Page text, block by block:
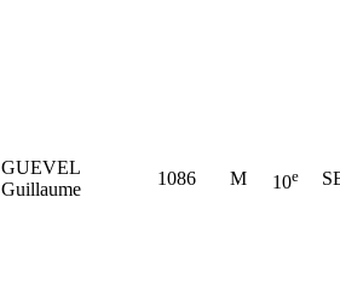
GUEVEL
Guillaume
1086 M 10e